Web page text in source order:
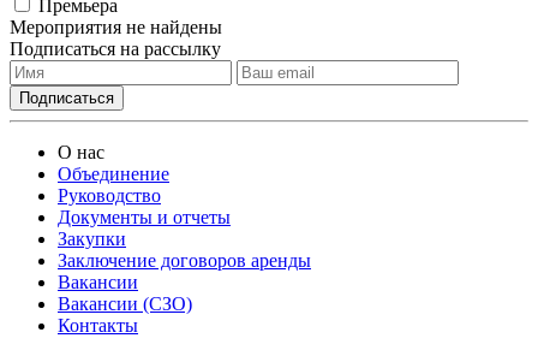
Премьера
Мероприятия не найдены
Подписаться на рассылку
О нас
Объединение
Руководство
Документы и отчеты
Закупки
Заключение договоров аренды
Вакансии
Вакансии (СЗО)
Контакты